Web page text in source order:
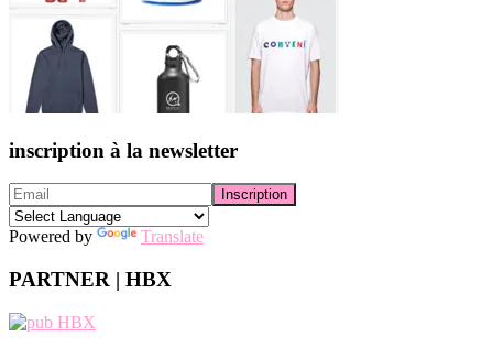
inscription à la newsletter
Powered by Translate
PARTNER | HBX